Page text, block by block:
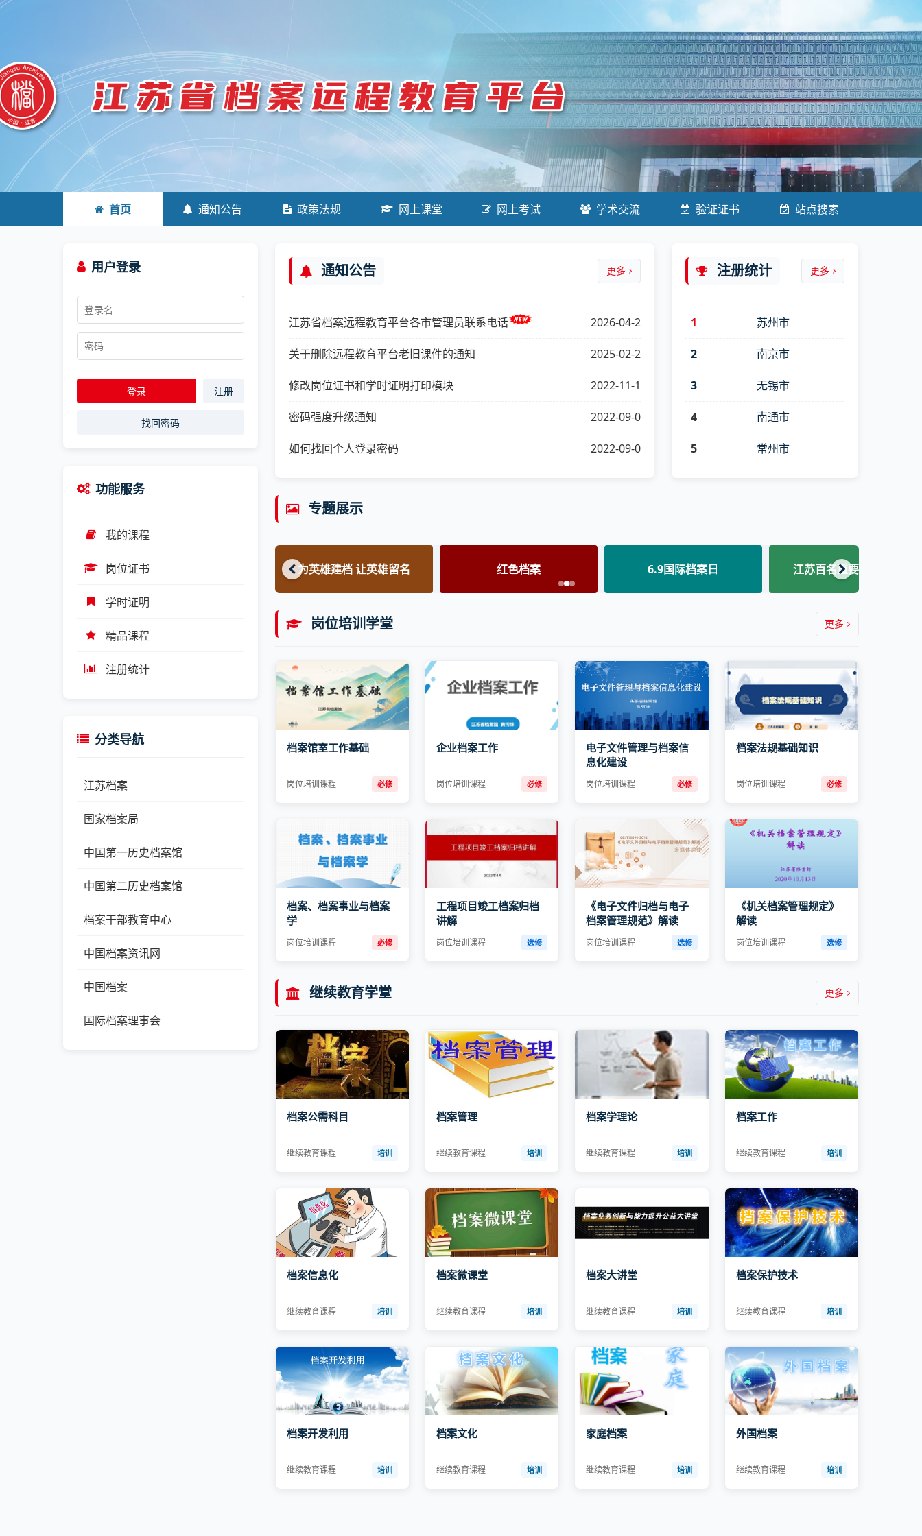
首页 通知公告 政策法规 网上课堂 网上考试 学术交流 验证证书 站点搜索
用户登录
登录 注册
找回密码
功能服务
我的课程
岗位证书
学时证明
精品课程
注册统计
分类导航
江苏档案
国家档案局
中国第一历史档案馆
中国第二历史档案馆
档案干部教育中心
中国档案资讯网
中国档案
国际档案理事会
通知公告 更多
江苏省档案远程教育平台各市管理员联系电话 2026-04-2
关于删除远程教育平台老旧课件的通知 2025-02-2
修改岗位证书和学时证明打印模块 2022-11-1
密码强度升级通知 2022-09-0
如何找回个人登录密码 2022-09-0
注册统计 更多
1 苏州市
2 南京市
3 无锡市
4 南通市
5 常州市
专题展示
红色档案 6.9国际档案日 江苏百名重要人物专栏 常见问题
百年征程 初心永恒 中国共产
党成立100周年
岗位培训学堂 更多
档案馆室工作基础
岗位培训课程 必修
企业档案工作
岗位培训课程 必修
电子文件管理与档案信
息化建设
岗位培训课程 必修
档案法规基础知识
岗位培训课程 必修
档案、档案事业与档案
学
岗位培训课程 必修
工程项目竣工档案归档
讲解
岗位培训课程 选修
《电子文件归档与电子
档案管理规范》解读
岗位培训课程 选修
《机关档案管理规定》
解读
岗位培训课程 选修
继续教育学堂 更多
档案公需科目
继续教育课程 培训
档案管理
继续教育课程 培训
档案学理论
继续教育课程 培训
档案工作
继续教育课程 培训
档案信息化
继续教育课程 培训
档案微课堂
继续教育课程 培训
档案大讲堂
继续教育课程 培训
档案保护技术
继续教育课程 培训
档案开发利用
继续教育课程 培训
档案文化
继续教育课程 培训
家庭档案
继续教育课程 培训
外国档案
继续教育课程 培训